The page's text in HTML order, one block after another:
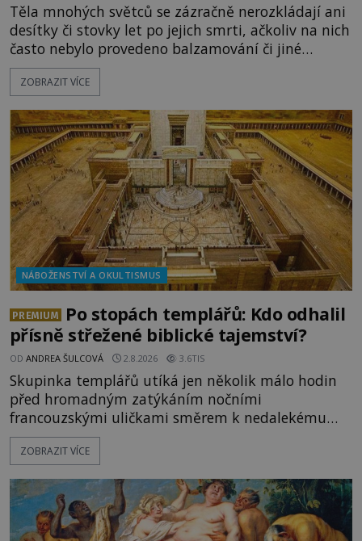
Těla mnohých světců se zázračně nerozkládají ani
desítky či stovky let po jejich smrti, ačkoliv na nich
často nebylo provedeno balzamování či jiné
pokusy o konzervaci. Neporušené ostatky bývají
považovány za důkaz svatosti zemřelých. Jaké
osobností ochraňují? Na hřbitově u kláštera
Milosrdných
ZOBRAZIT VÍCE
NÁBOŽENSTVÍ A OKULTISMUS
PREMIUM
Po stopách templářů: Kdo odhalil
přísně střežené biblické tajemství?
OD ANDREA ŠULCOVÁ 2.8.2026 3.6TIS
Skupinka templářů utíká jen několik málo hodin
před hromadným zatýkáním nočními
francouzskými uličkami směrem k nedalekému
přístavu. Jeden z nich má přes ramena ranec s
tajemným obsahem. Kapitán lodi už na ně čeká.
vyplouváme,“ sdělí jim. „Kam máme namířeno,
kapitáne?“ zeptá se ho jeden z templářů. „Do Sk
ZOBRAZIT VÍCE